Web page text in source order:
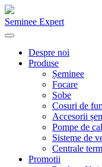
Seminee Expert
Despre noi
Produse
Șeminee
Focare
Sobe
Cosuri de
Accesorii
Pompe de
Sisteme de
Centrale
Promotii